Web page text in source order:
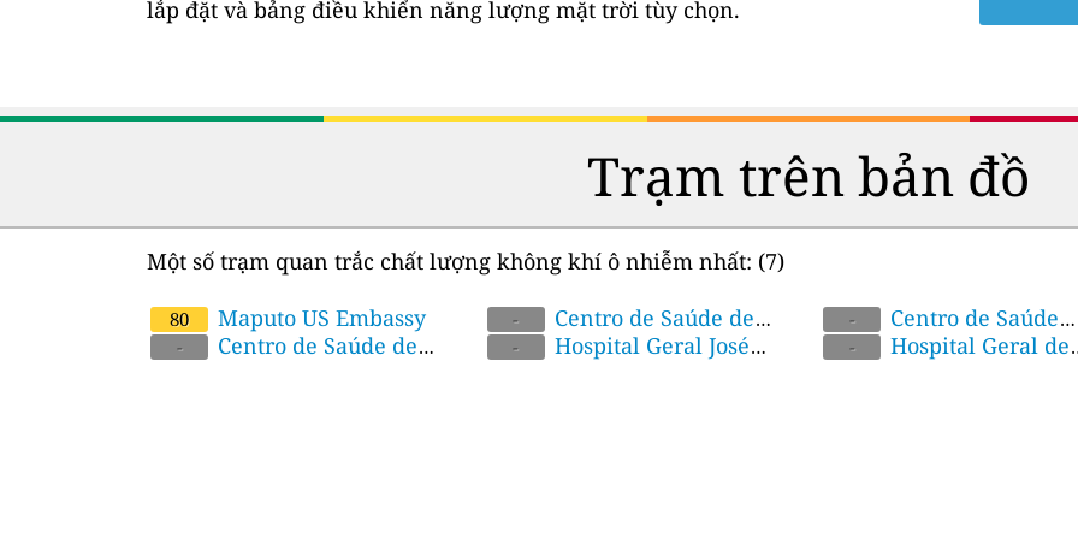
lắp đặt và bảng điều khiển năng lượng mặt trời tùy chọn.
Trạm trên bản đồ
Một số trạm quan trắc chất lượng không khí ô nhiễm nhất: (7)
80 Maputo US Embassy
- Centro de Saúde de
Zimpeto, KaMubukwana,
Maputo-City, Mozambique
-
Centro de Saúde de
BoaneBairro 1BoaneMaputo
ProvinceMozambique
- Hospital Geral José
Macamo, Malanga,
Nlhamankulu, Maputo-
-
Centro de Saúde
Xipamanine,
- Hospital Geral de
Maputo-Province,